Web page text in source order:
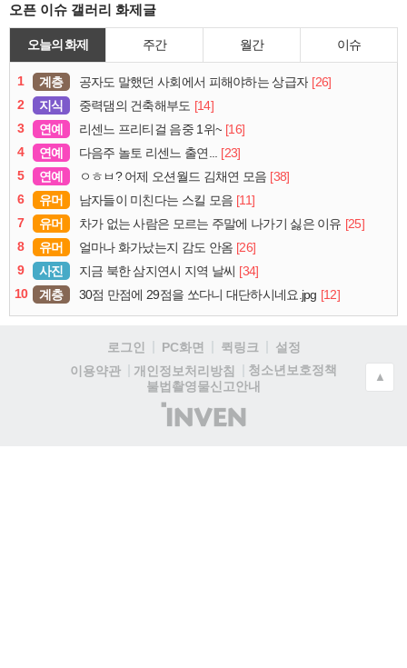
오픈 이슈 갤러리 화제글
오늘의 화제 주간 월간 이슈
1 계층 공자도 말했던 사회에서 피해야하는 상급자 [26]
2
지식 중력댐의 건축해부도 [14]
3
연예 리센느 프리티걸 음중 1위~ [16]
4
연예 다음주 놀토 리센느 출연...
[23]
5
연예 ㅇㅎㅂ? 어제 오션월드 김채연 모음 [38]
6
유머 남자들이 미친다는 스킬 모음 [11]
7
유머 차가 없는 사람은 모르는 주말에 나가기 싫은 이유 [25]
8
유머 얼마나 화가났는지 감도 안옴 [26]
9
사진 지금 북한 삼지연시 지역 날씨 [34]
10
계층 30점 만점에 29점을 쏘다니 대단하시네요.jpg [12]
로그인 PC화면 퀵링크
설정
이용약관
개인정보처리방침
청소년보호정책
불법촬영물신고안내
(주)
인
▲